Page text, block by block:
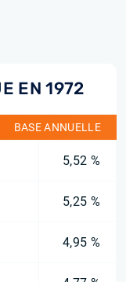
EN 1972
BASE ANNUELLE
5,52 %
5,25 %
4,95 %